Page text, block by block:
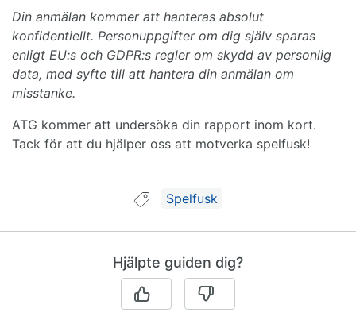
Din anmälan kommer att hanteras absolut
konfidentiellt. Personuppgifter om dig själv sparas
enligt EU:s och GDPR:s regler om skydd av personlig
data, med syfte till att hantera din anmälan om
misstanke.
ATG kommer att undersöka din rapport inom kort.
Tack för att du hjälper oss att motverka spelfusk!
Guide taggad med:
Spelfusk
Hjälpte guiden dig?